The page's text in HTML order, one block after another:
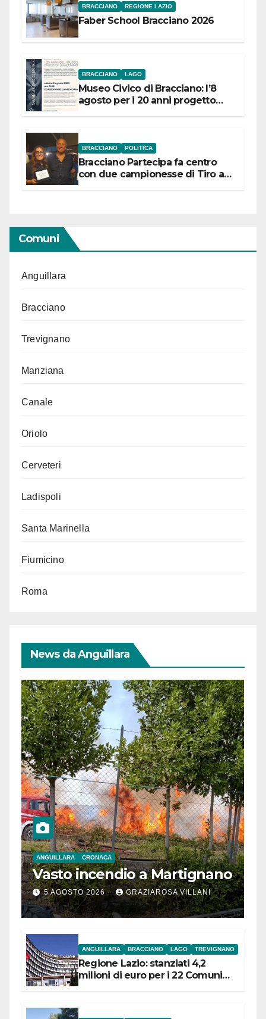
BRACCIANO REGIONE LAZIO
Faber School Bracciano 2026
BRACCIANO LAGO
Museo Civico di Bracciano: l’8
agosto per i 20 anni progetto
BRACCIANO POLITICA
Bracciano Partecipa fa centro
con due campionesse di Tiro a
Comuni
Anguillara
Bracciano
Trevignano
Manziana
Canale
Oriolo
Cerveteri
Ladispoli
Santa Marinella
Fiumicino
Roma
News da Anguillara
ANGUILLARA CRONACA
Vasto incendio a Martignano
5 AGOSTO 2026 GRAZIAROSA VILLANI
ANGUILLARA BRACCIANO LAGO TREVIGNANO
Regione Lazio: stanziati 4,2
milioni di euro per i 22 Comuni